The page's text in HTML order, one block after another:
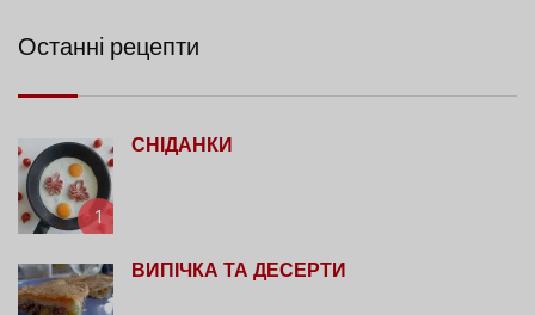
Останні рецепти
1
СНІДАНКИ
ВИПІЧКА ТА ДЕСЕРТИ